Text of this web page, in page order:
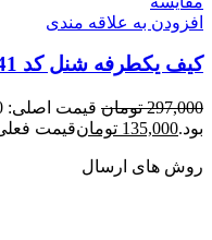
افزودن به علاقه مندی
کیف یکطرفه شنل کد 1141
297,000 تومان
بود.135,000 تومانقیمت فعلی: 135,000
روش های ارسال